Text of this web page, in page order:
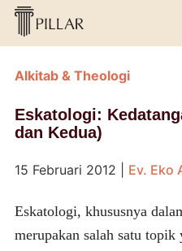
Alkitab & Theologi
Eskatologi:
dan Kedua)
15 Februari 2012 Ev. Eko
Eskatologi, khususnya
merupakan salah satu